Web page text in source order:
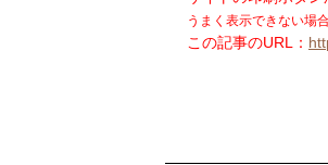
うまく表示できない場
この記事のURL：